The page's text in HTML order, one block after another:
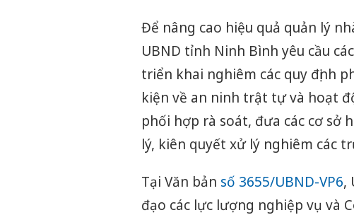
Để nâng cao hiệu quả quản lý
UBND tỉnh Ninh Bình yêu cầu
triển khai nghiêm các quy định
kiện về an ninh trật tự và hoạt
phối hợp rà soát, đưa các cơ sở
lý, kiên quyết xử lý nghiêm các
Tại Văn bản số 3655/UBND-VP6,
đạo các lực lượng nghiệp vụ và